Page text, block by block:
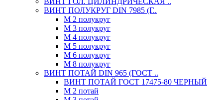
ВИНТ ПОЛУКРУГ DIN 7985 (Г..
М 2 полукруг
М 3 полукруг
М 4 полукруг
М 5 полукруг
М 6 полукруг
М 8 полукруг
ВИНТ ПОТАЙ DIN 965 (ГОСТ ..
ВИНТ ПОТАЙ ГОСТ 17475-80 ЧЕРНЫЙ
М 2 потай